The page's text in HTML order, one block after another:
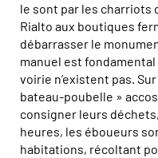
le sont par les charriots
Rialto aux boutiques
débarrasser le
manuel est
voirie n’existent pas.
bateau-poubelle »
consigner leurs
heures, les éboueurs
habitations, récoltant